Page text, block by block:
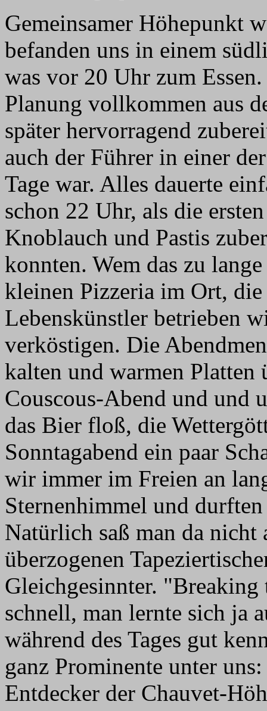
Gemeinsamer Höhepunkt
befanden uns in einem
was vor 20 Uhr zum
Planung vollkommen aus
später hervorragend
auch der Führer in einer
Tage war. Alles dauerte
schon 22 Uhr, als die
Knoblauch und Pastis
konnten. Wem das zu
kleinen Pizzeria im Ort,
Lebenskünstler betrieben
verköstigen. Die
kalten und warmen Platten
Couscous-Abend und und
das Bier floß, die
Sonntagabend ein paar
wir immer im Freien an
Sternenhimmel und
Natürlich saß man da nicht
überzogenen
Gleichgesinnter.
schnell, man lernte sich ja
während des Tages gut
ganz Prominente unter
Entdecker der Chauvet-